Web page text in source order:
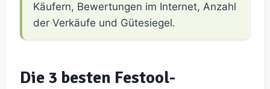
Käufern, Bewertungen im Internet, Anzahl
der Verkäufe und Gütesiegel.
Die 3 besten Festool-